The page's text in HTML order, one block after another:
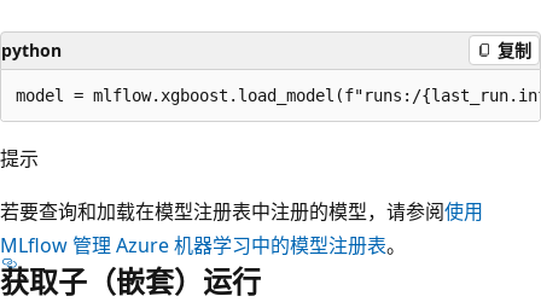
python 复制
提示
若要查询和加载在模型注册表中注册的模型，请参阅使用
MLflow 管理 Azure 机器学习中的模型注册表。
获取子（嵌套）运行